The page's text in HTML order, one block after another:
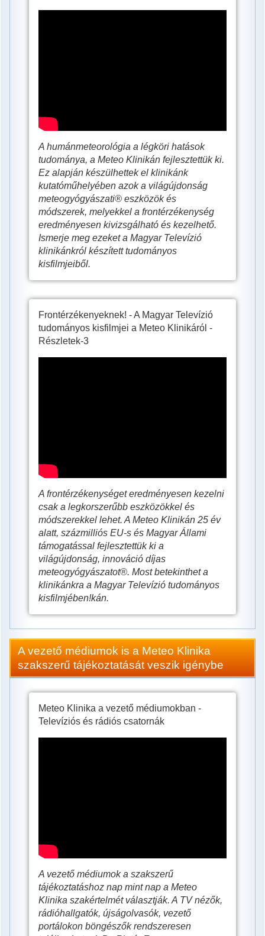
Klinikán.
A humánmeteorológia a légköri hatások
tudománya, a Meteo Klinikán fejlesztettük ki.
Ez alapján készülhettek el klinikánk
kutatóműhelyében azok a világújdonság
meteogyógyászati® eszközök és
módszerek, melyekkel a frontérzékenység
eredményesen kivizsgálható és kezelhető.
Ismerje meg ezeket a Magyar Televízió
klinikánkról készített tudományos
kisfilmjeiből.
Frontérzékenyeknek! - A Magyar Televízió
tudományos kisfilmjei a Meteo Klinikáról -
Részletek-3
e
segítség
a
frontok
ellen?
A frontérzékenységet eredményesen kezelni
csak a legkorszerűbb eszközökkel és
módszerekkel lehet. A Meteo Klinikán 25 év
alatt, százmilliós EU-s és Magyar Állami
támogatással fejlesztettük ki a
világújdonság, innováció díjas
meteogyógyászatot®. Most betekinthet a
klinikánkra a Magyar Televízió tudományos
kisfilmjében!kán.
A vezető médiumok is a Meteo Klinika
szakszerű tájékoztatását veszik igénybe
Meteo Klinika a vezető médiumokban -
Televíziós és rádiós csatornák
Televíziós
és
rádiós
csatornák
A vezető médiumok a szakszerű
tájékoztatáshoz nap mint nap a Meteo
Klinika szakértelmét választják. A TV nézők,
rádióhallgatók, újságolvasók, vezető
portálokon böngészők rendszeresen